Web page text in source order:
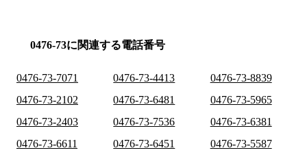
0476-73に関連する電話番号
0476-73-7071 0476-73-4413
0476-73-8839
0476-73-2102
0476-73-6481
0476-73-5965
0476-73-2403
0476-73-7536
0476-73-6381
0476-73-6611
0476-73-6451
0476-73-5587